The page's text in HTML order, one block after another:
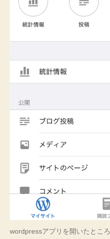
wordpressアプリを開いたところ